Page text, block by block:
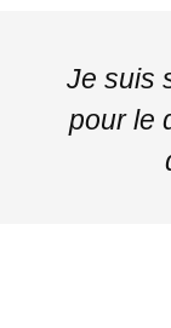
Je suis
pour le